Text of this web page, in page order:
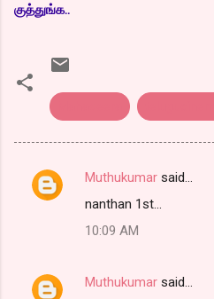
குத்துங்க..
C
e
Muthukumar said…
nanthan 1st...
10:09 AM
Muthukumar said…